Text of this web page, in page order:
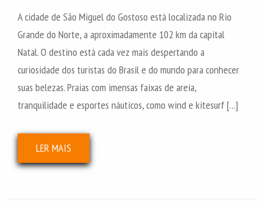
A cidade de São Miguel do Gostoso está localizada no Rio
Grande do Norte, a aproximadamente 102 km da capital
Natal. O destino está cada vez mais despertando a
curiosidade dos turistas do Brasil e do mundo para conhecer
suas belezas. Praias com imensas faixas de areia,
tranquilidade e esportes náuticos, como wind e kitesurf […]
LER MAIS